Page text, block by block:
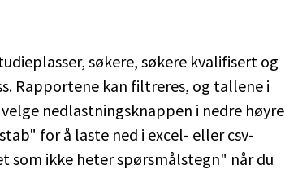
søkere, søkere kvalifisert og
Rapportene kan filtreres, og tallene i
nedlastningsknappen i nedre høyre
for å laste ned i excel- eller csv-
som ikke heter spørsmålstegn" når du